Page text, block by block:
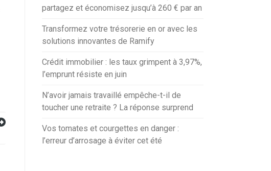
partagez et économisez jusqu’à 260 € par an
Transformez votre trésorerie en or avec les
solutions innovantes de Ramify
Crédit immobilier : les taux grimpent à 3,97%,
l’emprunt résiste en juin
N’avoir jamais travaillé empêche-t-il de
toucher une retraite ? La réponse surprend
Vos tomates et courgettes en danger :
l’erreur d’arrosage à éviter cet été